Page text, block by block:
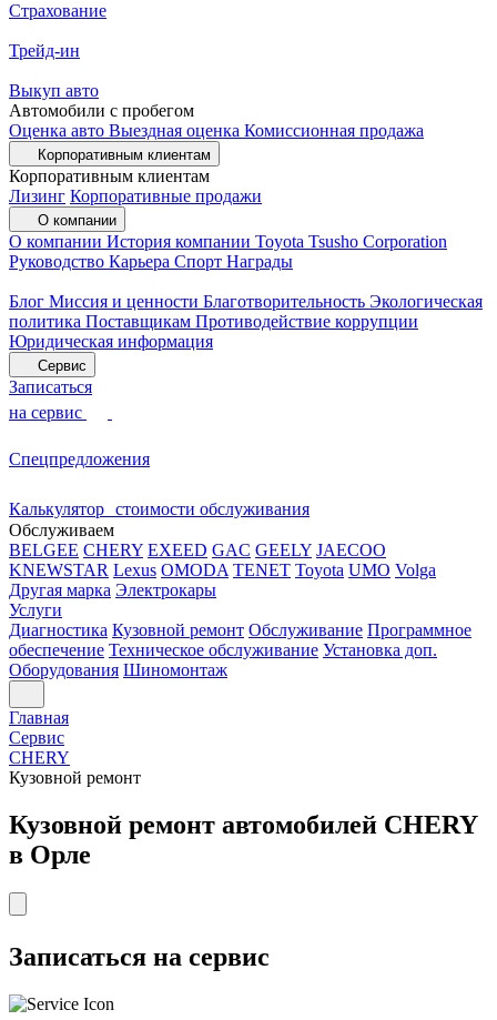
Страхование
Трейд-ин
Выкуп авто
Автомобили с пробегом
Оценка авто Выездная оценка Комиссионная продажа
Корпоративным клиентам
Корпоративным клиентам
Лизинг Корпоративные продажи
О компании
О компании История компании Toyota Tsusho Corporation
Руководство Карьера Спорт Награды
Блог Миссия и ценности Благотворительность Экологическая
политика Поставщикам Противодействие коррупции
Юридическая информация
Сервис
Записаться
на сервис
Спецпредложения
Калькулятор стоимости обслуживания
Обслуживаем
BELGEE CHERY EXEED GAC GEELY JAECOO
KNEWSTAR Lexus OMODA TENET Toyota UMO Volga
Другая марка Электрокары
Услуги
Диагностика Кузовной ремонт Обслуживание Программное
обеспечение Техническое обслуживание Установка доп.
Оборудования Шиномонтаж
Главная
Сервис
CHERY
Кузовной ремонт
Кузовной ремонт автомобилей CHERY
в Орле
Записаться на сервис